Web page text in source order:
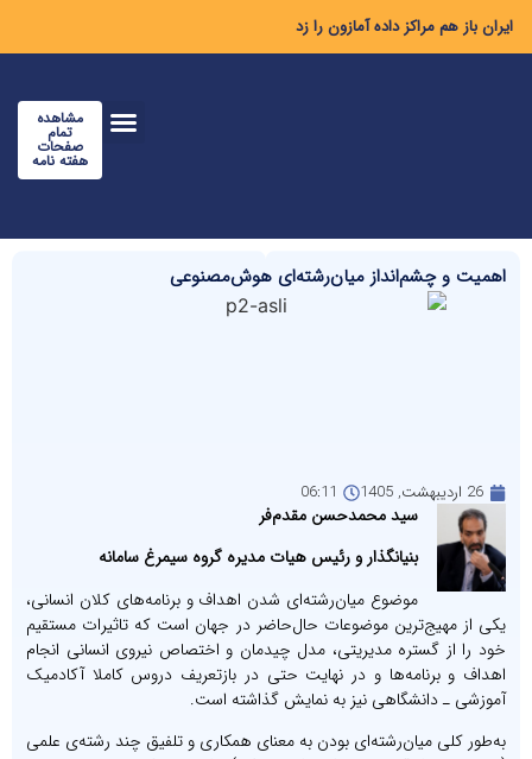
ایران باز هم مراکز داده آمازون را زد
مشاهده
تمام
صفحات
هفته نامه
اهمیت و چشم‌انداز میان‌رشته‌ای هوش‌مصنوعی
26 اردیبهشت, 1405 06:11
سید محمدحسن مقدم‌فر
بنیانگذار و رئیس هیات مدیره گروه سیمرغ سامانه
موضوع میان‌رشته‌ای شدن اهداف و برنامه‌های کلان انسانی،
یکی از مهیج‌ترین موضوعات حال‌حاضر در جهان است که تاثیرات مستقیم
خود را از گستره‌ مدیریتی، مدل چیدمان و اختصاص نیروی انسانی انجام
اهداف و برنامه‌ها و در نهایت حتی در بازتعریف دروس کاملا آکادمیک
آموزشی ـ دانشگاهی نیز به نمایش گذاشته است.
به‌طور کلی میان‌رشته‌ای بودن به معنای همکاری و تلفیق چند رشته‌ی علمی